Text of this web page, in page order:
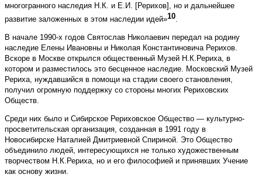
многогранного наследия Н.К. и Е.И. [Рерихов], но и дальнейшее
развитие заложенных в этом наследии идей»10.
В начале 1990-х годов Святослав Николаевич передал на родину
наследие Елены Ивановны и Николая Константиновича Рерихов.
Вскоре в Москве открылся общественный Музей Н.К.Рериха, в
котором и разместилось это бесценное наследие. Московский Музей
Рериха, нуждавшийся в помощи на стадии своего становления,
получил огромную поддержку со стороны многих Рериховских
Обществ.
Среди них было и Сибирское Рериховское Общество — культурно-
просветительская организация, созданная в 1991 году в
Новосибирске Наталией Дмитриевной Спириной. Это Общество
объединило людей, интересующихся не только художественным
творчеством Н.К.Рериха, но и его философией и принявших Учение
как основу жизни.